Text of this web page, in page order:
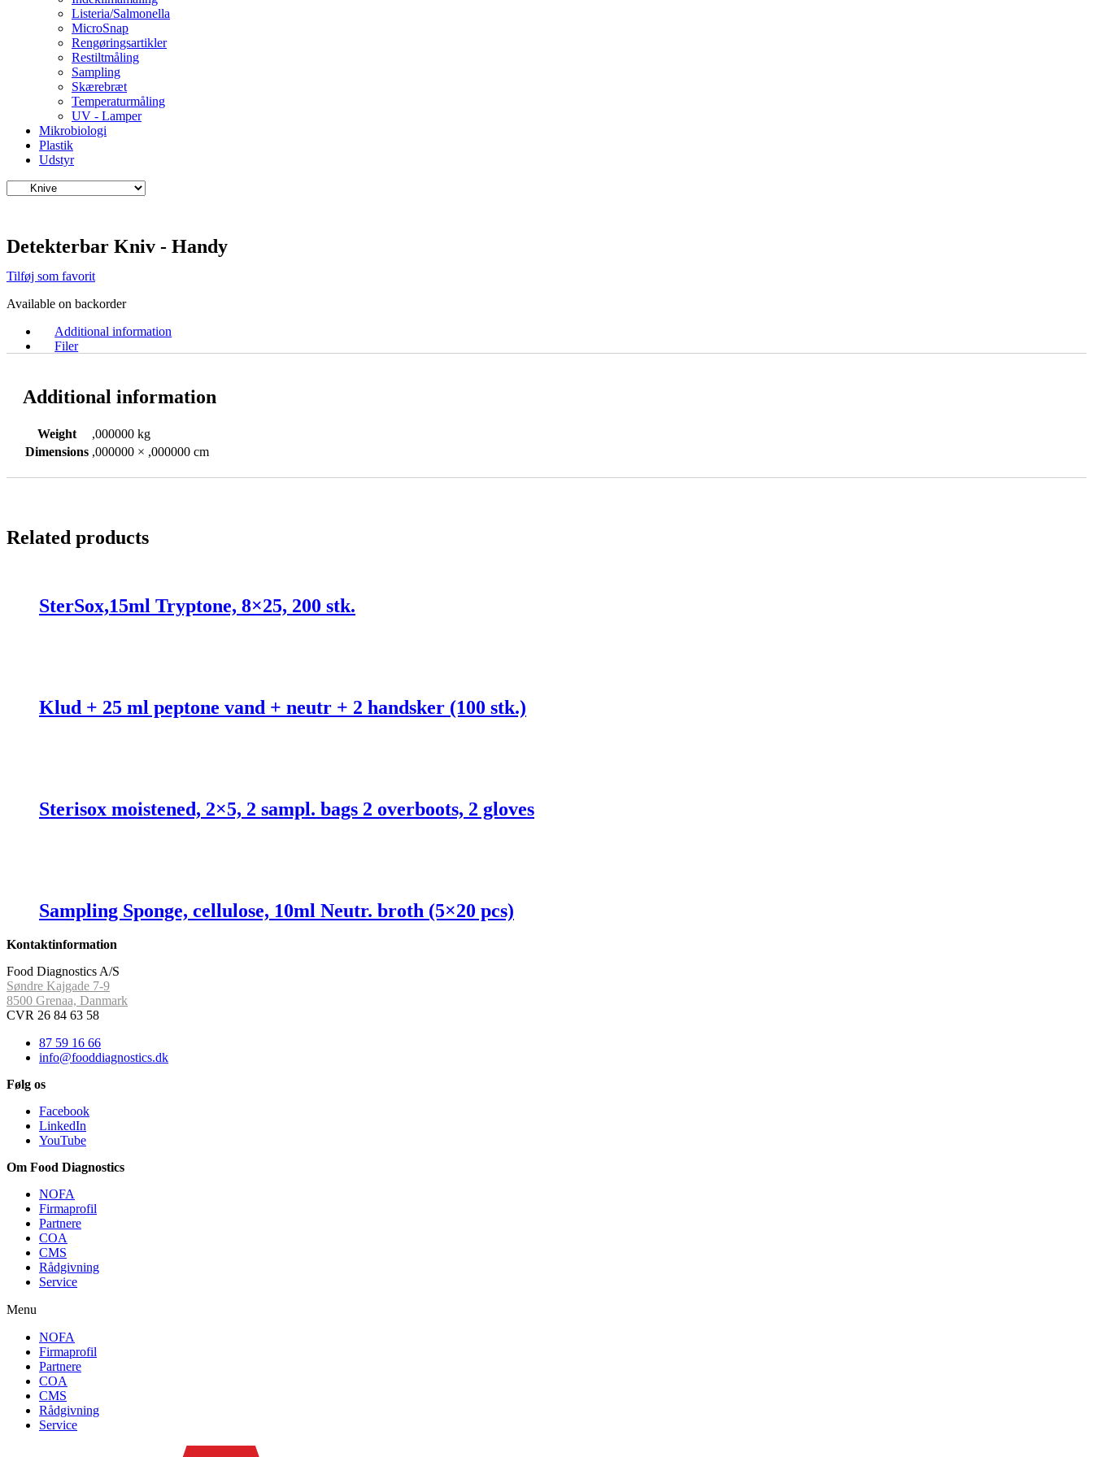
Listeria/Salmonella
MicroSnap
Rengøringsartikler
Restiltmåling
Sampling
Skærebræt
Temperaturmåling
UV - Lamper
Mikrobiologi
Plastik
Udstyr
Detekterbar Kniv - Handy
Tilføj som favorit
Available on backorder
Additional information
Filer
Additional information
Weight
,000000 kg
Dimensions ,000000 × ,000000 cm
Related products
SterSox,15ml Tryptone, 8×25, 200 stk.
Klud + 25 ml peptone vand + neutr + 2 handsker (100 stk.)
Sterisox moistened, 2×5, 2 sampl. bags 2 overboots, 2 gloves
Sampling Sponge, cellulose, 10ml Neutr. broth (5×20 pcs)
Kontaktinformation
Food Diagnostics A/S
Søndre Kajgade 7-9
8500 Grenaa, Danmark
CVR 26 84 63 58
87 59 16 66
info@fooddiagnostics.dk
Følg os
Facebook
LinkedIn
YouTube
Om Food Diagnostics
NOFA
Firmaprofil
Partnere
COA
CMS
Rådgivning
Service
Menu
NOFA
Firmaprofil
Partnere
COA
CMS
Rådgivning
Service